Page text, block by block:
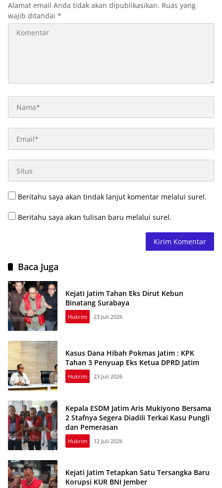
Alamat email Anda tidak akan dipublikasikan. Ruas yang
wajib ditandai *
Beritahu saya akan tindak lanjut komentar melalui surel.
Beritahu saya akan tulisan baru melalui surel.
Baca Juga
Kejati Jatim Tahan Eks Dirut Kebun
Binatang Surabaya
Hukrim 23 Juli 2026
Kasus Dana Hibah Pokmas Jatim : KPK
Tahan 3 Penyuap Eks Ketua DPRD Jatim
Hukrim 23 Juli 2026
Kepala ESDM Jatim Aris Mukiyono Bersama
2 Stafnya Segera Diadili Terkai Kasu Pungli
dan Pemerasan
Hukrim 12 Juli 2026
Kejati Jatim Tetapkan Satu Tersangka Baru
Korupsi KUR BNI Jember